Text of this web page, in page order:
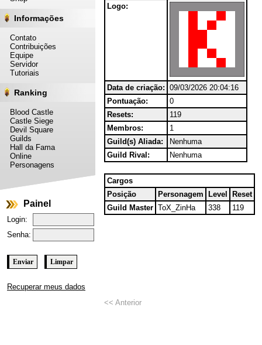
Informações
Contato
Contribuições
Equipe
Servidor
Tutoriais
Ranking
Blood Castle
Castle Siege
Devil Square
Guilds
Hall da Fama
Online
Personagens
Logo:
Data de criação: 09/03/2026 20:04:16
Pontuação:
0
Resets:
119
Membros:
1
Guild(s) Aliada:
Nenhuma
Guild Rival:
Nenhuma
Cargos
Posição
Personagem Level
Reset
Guild Master ToX_ZinHa 338 119
<< Anterior
Painel
Login:
Senha:
Recuperar meus dados